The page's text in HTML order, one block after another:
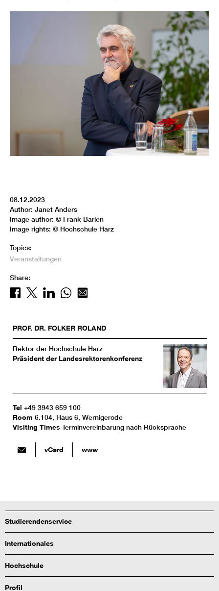
08.12.2023
Author: Janet Anders
Image author: © Frank Barlen
Image rights: © Hochschule Harz
Topics:
Veranstaltungen
Share:
PROF. DR. FOLKER ROLAND
Rektor der Hochschule Harz
Präsident der Landesrektorenkonferenz
Tel +49 3943 659 100
Room 6.104, Haus 6, Wernigerode
Visiting Times Terminvereinbarung nach Rücksprache
vCard www
Studierendenservice
Internationales
Hochschule
Profil